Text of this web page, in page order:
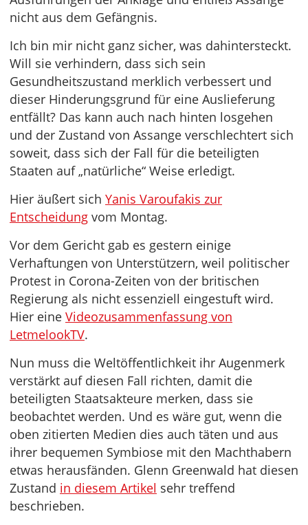
nicht aus dem Gefängnis.
Ich bin mir nicht ganz sicher, was dahintersteckt.
Will sie verhindern, dass sich sein
Gesundheitszustand merklich verbessert und
dieser Hinderungsgrund für eine Auslieferung
entfällt? Das kann auch nach hinten losgehen
und der Zustand von Assange verschlechtert sich
soweit, dass sich der Fall für die beteiligten
Staaten auf „natürliche“ Weise erledigt.
Hier äußert sich Yanis Varoufakis zur
Entscheidung vom Montag.
Vor dem Gericht gab es gestern einige
Verhaftungen von Unterstützern, weil politischer
Protest in Corona-Zeiten von der britischen
Regierung als nicht essenziell eingestuft wird.
Hier eine Videozusammenfassung von
LetmelookTV.
Nun muss die Weltöffentlichkeit ihr Augenmerk
verstärkt auf diesen Fall richten, damit die
beteiligten Staatsakteure merken, dass sie
beobachtet werden. Und es wäre gut, wenn die
oben zitierten Medien dies auch täten und aus
ihrer bequemen Symbiose mit den Machthabern
etwas herausfänden. Glenn Greenwald hat diesen
Zustand in diesem Artikel sehr treffend
beschrieben.